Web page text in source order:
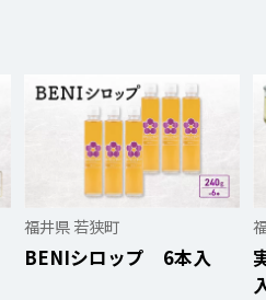
福井県 若狭町
BENIシロップ 6本入